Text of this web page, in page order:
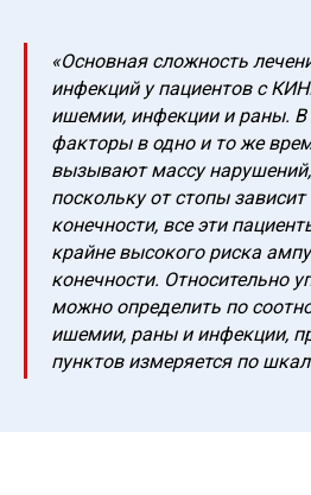
«Основная сложность
инфекций у пациентов с
ишемии, инфекции и раны. В
факторы в одно и то же
вызывают массу
поскольку от стопы
конечности, все эти
крайне высокого риска
конечности. Относительно
можно определить по
ишемии, раны и инфекции,
пунктов измеряется по